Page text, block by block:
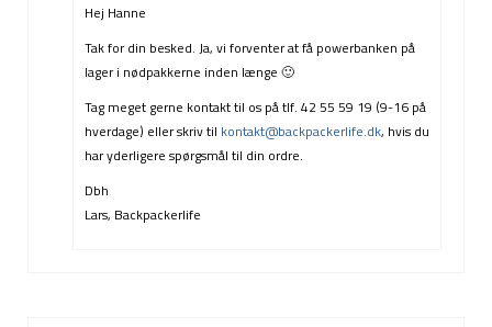
Hej Hanne
Tak for din besked. Ja, vi forventer at få powerbanken på
lager i nødpakkerne inden længe 🙂
Tag meget gerne kontakt til os på tlf. 42 55 59 19 (9-16 på
hverdage) eller skriv til kontakt@backpackerlife.dk, hvis du
har yderligere spørgsmål til din ordre.
Dbh
Lars, Backpackerlife